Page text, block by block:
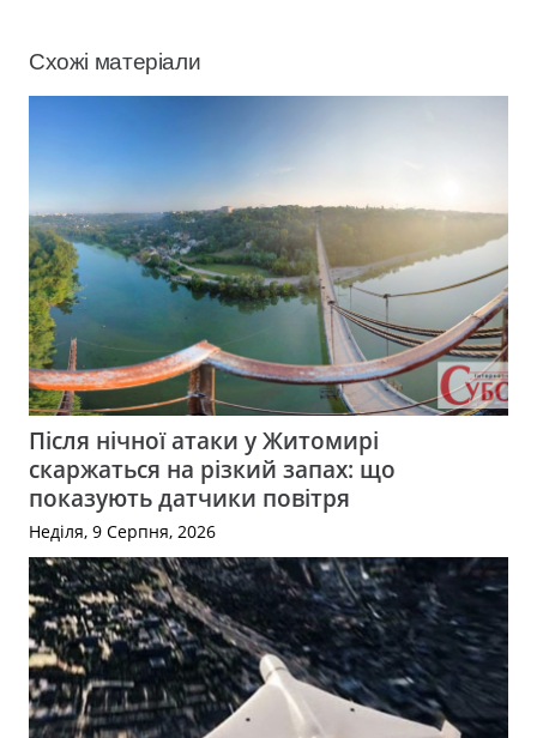
Схожі матеріали
Після нічної атаки у Житомирі
скаржаться на різкий запах: що
показують датчики повітря
Неділя, 9 Серпня, 2026